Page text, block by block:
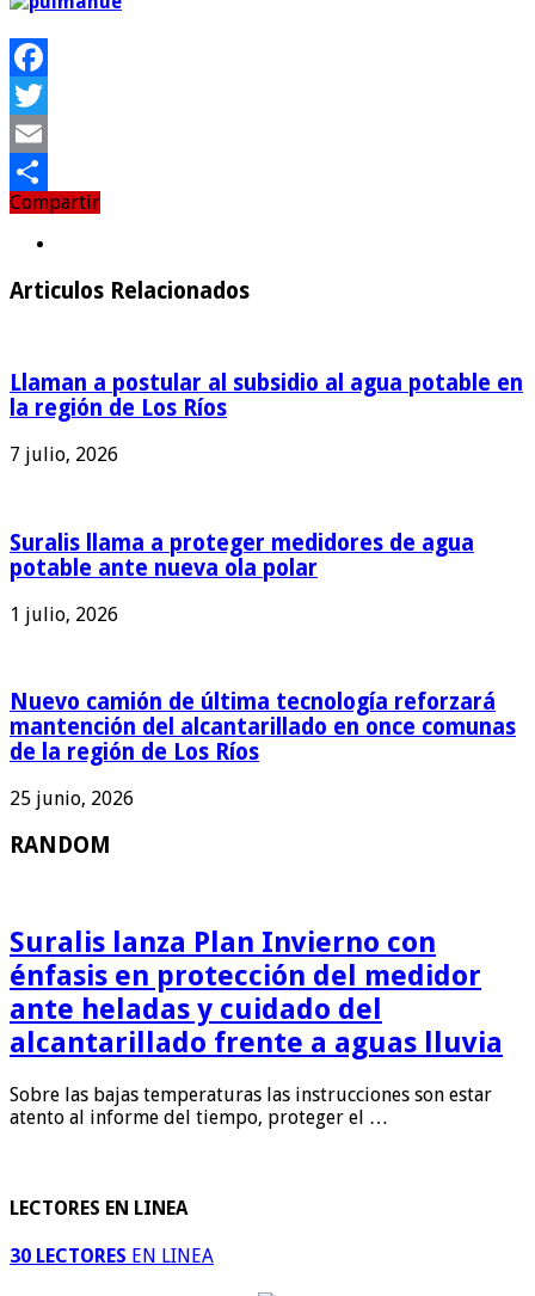
Facebook
Twitter
Email
Compartir
Compartir
Articulos Relacionados
Llaman a postular al subsidio al agua potable en
la región de Los Ríos
7 julio, 2026
Suralis llama a proteger medidores de agua
potable ante nueva ola polar
1 julio, 2026
Nuevo camión de última tecnología reforzará
mantención del alcantarillado en once comunas
de la región de Los Ríos
25 junio, 2026
RANDOM
Suralis lanza Plan Invierno con
énfasis en protección del medidor
ante heladas y cuidado del
alcantarillado frente a aguas lluvia
Sobre las bajas temperaturas las instrucciones son estar
atento al informe del tiempo, proteger el …
LECTORES EN LINEA
30 LECTORES EN LINEA